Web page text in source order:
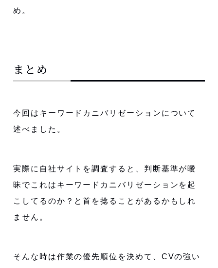
め。
まとめ
今回はキーワードカニバリゼーションについて
述べました。
実際に自社サイトを調査すると、判断基準が曖
昧でこれはキーワードカニバリゼーションを起
こしてるのか？と首を捻ることがあるかもしれ
ません。
そんな時は作業の優先順位を決めて、CVの強い